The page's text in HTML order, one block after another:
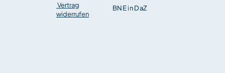
BNE in DaZ
Vertrag
widerrufen